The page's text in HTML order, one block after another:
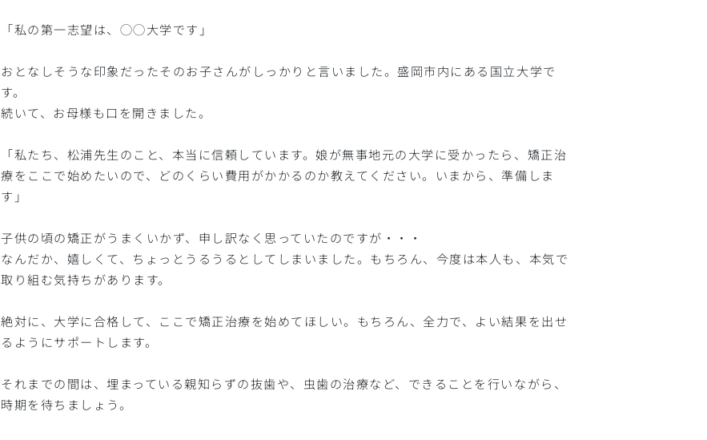
「私の第一志望は、◯◯大学です」
おとなしそうな印象だったそのお子さんがしっかりと言いました。盛岡市内にある国立大学で
す。
続いて、お母様も口を開きました。
「私たち、松浦先生のこと、本当に信頼しています。娘が無事地元の大学に受かったら、矯正治
療をここで始めたいので、どのくらい費用がかかるのか教えてください。いまから、準備しま
す」
子供の頃の矯正がうまくいかず、申し訳なく思っていたのですが・・・
なんだか、嬉しくて、ちょっとうるうるとしてしまいました。もちろん、今度は本人も、本気で
取り組む気持ちがあります。
絶対に、大学に合格して、ここで矯正治療を始めてほしい。もちろん、全力で、よい結果を出せ
るようにサポートします。
それまでの間は、埋まっている親知らずの抜歯や、虫歯の治療など、できることを行いながら、
時期を待ちましょう。